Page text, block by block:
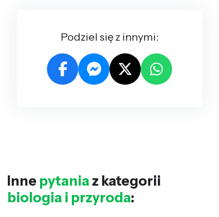
Podziel się z innymi:
Inne pytania z kategorii
biologia i przyroda: